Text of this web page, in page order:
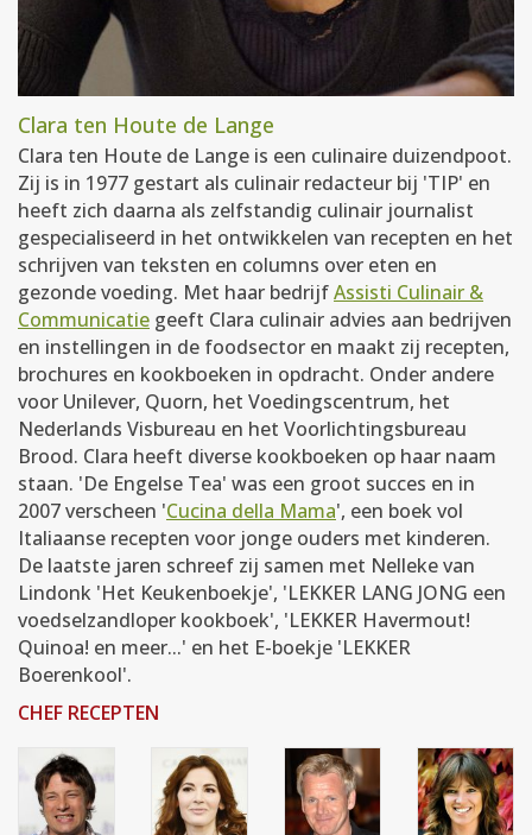
Clara ten Houte de Lange
Clara ten Houte de Lange is een culinaire duizendpoot.
Zij is in 1977 gestart als culinair redacteur bij 'TIP' en
heeft zich daarna als zelfstandig culinair journalist
gespecialiseerd in het ontwikkelen van recepten en het
schrijven van teksten en columns over eten en
gezonde voeding. Met haar bedrijfAssisti Culinair &
Communicatie geeft Clara culinair advies aan bedrijven
en instellingen in de foodsector en maakt zij recepten,
brochures en kookboeken in opdracht. Onder andere
voor Unilever, Quorn, het Voedingscentrum, het
Nederlands Visbureau en het Voorlichtingsbureau
Brood. Clara heeft diverse kookboeken op haar naam
staan. 'De Engelse Tea' was een groot succes en in
2007 verscheen 'Cucina della Mama', een boek vol
Italiaanse recepten voor jonge ouders met kinderen.
De laatste jaren schreef zij samen met Nelleke van
Lindonk 'Het Keukenboekje', 'LEKKER LANG JONG een
voedselzandloper kookboek', 'LEKKER Havermout!
Quinoa! en meer...' en het E-boekje 'LEKKER
Boerenkool'.
CHEF RECEPTEN